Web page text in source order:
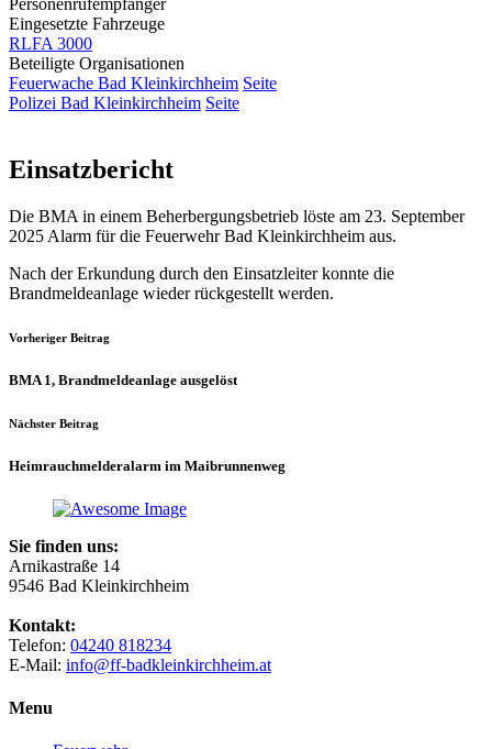
Personenrufempfänger
Eingesetzte Fahrzeuge
RLFA 3000
Beteiligte Organisationen
Feuerwache Bad Kleinkirchheim Seite
Polizei Bad Kleinkirchheim Seite
Einsatzbericht
Die BMA in einem Beherbergungsbetrieb löste am 23. September
2025 Alarm für die Feuerwehr Bad Kleinkirchheim aus.
Nach der Erkundung durch den Einsatzleiter konnte die
Brandmeldeanlage wieder rückgestellt werden.
Vorheriger Beitrag
BMA 1, Brandmeldeanlage ausgelöst
Nächster Beitrag
Heimrauchmelderalarm im Maibrunnenweg
Sie finden uns:
Arnikastraße 14
9546 Bad Kleinkirchheim
Kontakt:
Telefon: 04240 818234
E-Mail: info@ff-badkleinkirchheim.at
Menu